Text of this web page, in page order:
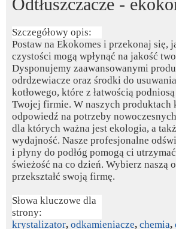
Szczegółowy opis:
Postaw na Ekokomes i przekonaj się,
czystości mogą wpłynąć na jakość
Dysponujemy zaawansowanymi
odrdzewiacze oraz środki do
kotłowego, które z łatwością
Twojej firmie. W naszych produktach
odpowiedź na potrzeby
dla których ważna jest ekologia, a
wydajność. Nasze profesjonalne
i płyny do podłóg pomogą ci
świeżość na co dzień. Wybierz naszą
przekształć swoją firmę.
Słowa kluczowe dla
strony:
krystalizator, odkamieniacze, chemia,